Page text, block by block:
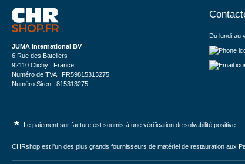
JUMA International BV
6 Rue des Bateliers
92110 Clichy | France
Numéro de TVA : FR59815313275
Numéro Siren : 815313275
Du lundi au
* Le paiement sur facture est soumis à une vérification de solvabilité positive.
CHRshop est l'un des plus grands fournisseurs de matériel de restauration aux